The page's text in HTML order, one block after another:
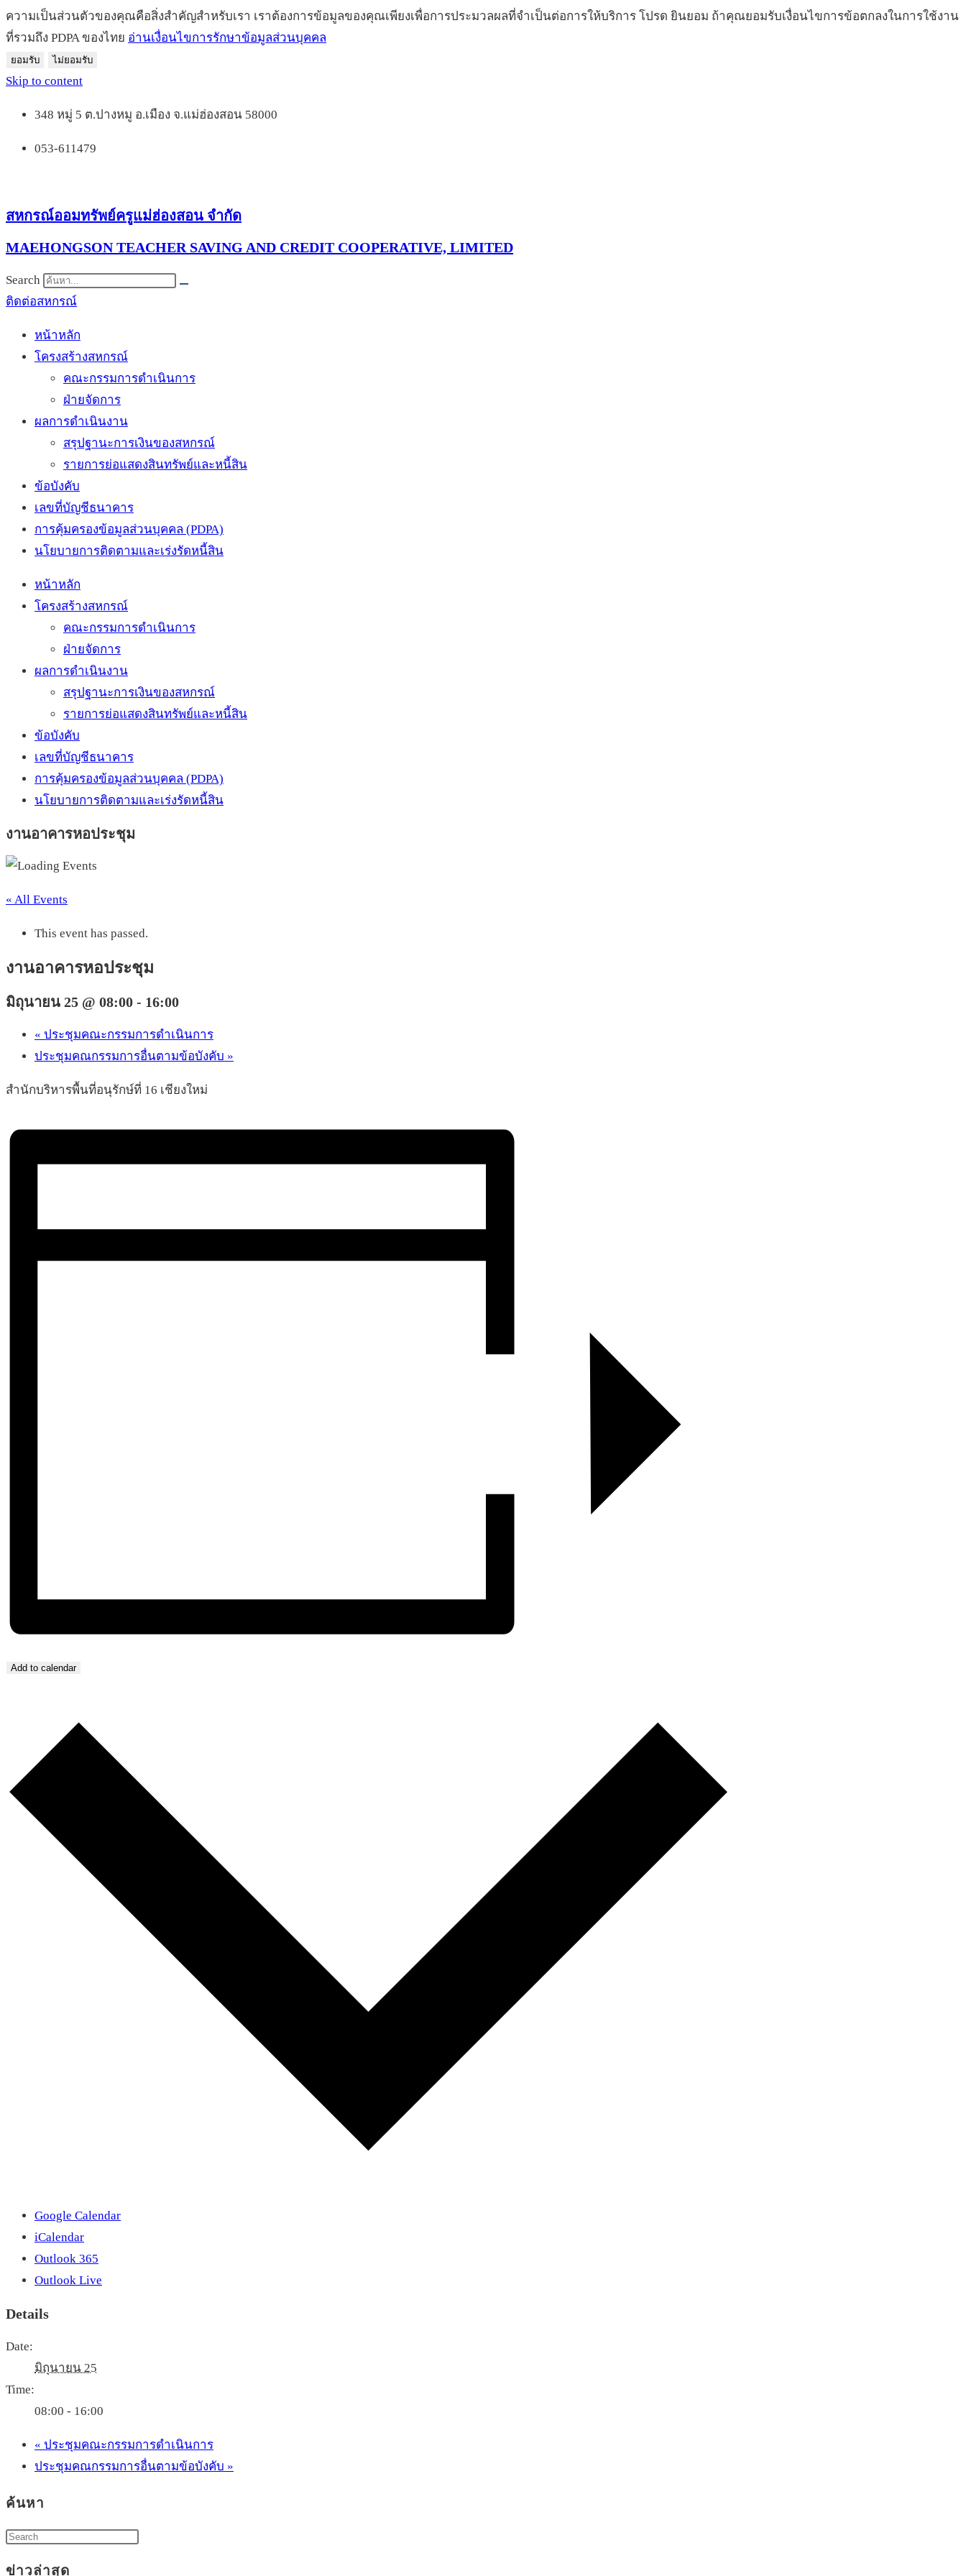
ความเป็นส่วนตัวของคุณคือสิ่งสำคัญสำหรับเรา เราต้องการข้อมูลของคุณเพียงเพื่อการประมวลผลที่จำเป็นต่อการให้บริการ โปรด ยินยอม ถ้าคุณยอมรับเงื่อนไขการข้อตกลงในการใช้งาน
ที่รวมถึง PDPA ของไทย อ่านเงื่อนไขการรักษาข้อมูลส่วนบุคคล
ยอมรับ ไม่ยอมรับ
Skip to content
348 หมู่ 5 ต.ปางหมู อ.เมือง จ.แม่ฮ่องสอน 58000
053-611479
สหกรณ์ออมทรัพย์ครูแม่ฮ่องสอน จำกัด
MAEHONGSON TEACHER SAVING AND CREDIT COOPERATIVE, LIMITED
Search
ติดต่อสหกรณ์
หน้าหลัก
โครงสร้างสหกรณ์
คณะกรรมการดำเนินการ
ฝ่ายจัดการ
ผลการดำเนินงาน
สรุปฐานะการเงินของสหกรณ์
รายการย่อแสดงสินทรัพย์และหนี้สิน
ข้อบังคับ
เลขที่บัญชีธนาคาร
การคุ้มครองข้อมูลส่วนบุคคล (PDPA)
นโยบายการติดตามและเร่งรัดหนี้สิน
หน้าหลัก
โครงสร้างสหกรณ์
คณะกรรมการดำเนินการ
ฝ่ายจัดการ
ผลการดำเนินงาน
สรุปฐานะการเงินของสหกรณ์
รายการย่อแสดงสินทรัพย์และหนี้สิน
ข้อบังคับ
เลขที่บัญชีธนาคาร
การคุ้มครองข้อมูลส่วนบุคคล (PDPA)
นโยบายการติดตามและเร่งรัดหนี้สิน
งานอาคารหอประชุม
« All Events
This event has passed.
งานอาคารหอประชุม
มิถุนายน 25 @ 08:00 - 16:00
« ประชุมคณะกรรมการดำเนินการ
ประชุมคณกรรมการอื่นตามข้อบังคับ »
สำนักบริหารพื้นที่อนุรักษ์ที่ 16 เชียงใหม่
Add to calendar
Google Calendar
iCalendar
Outlook 365
Outlook Live
Details
Date:
มิถุนายน 25
Time:
08:00 - 16:00
« ประชุมคณะกรรมการดำเนินการ
ประชุมคณกรรมการอื่นตามข้อบังคับ »
ค้นหา
ข่าวล่าสุด